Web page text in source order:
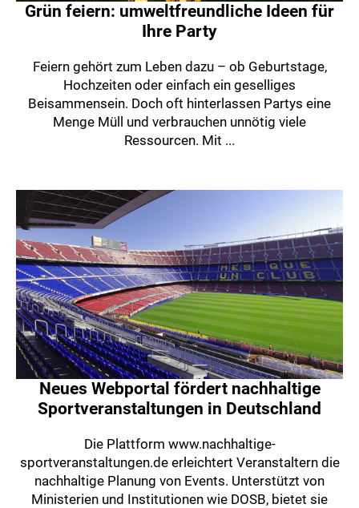
Grün feiern: umweltfreundliche Ideen für
Ihre Party
Feiern gehört zum Leben dazu – ob Geburtstage,
Hochzeiten oder einfach ein geselliges
Beisammensein. Doch oft hinterlassen Partys eine
Menge Müll und verbrauchen unnötig viele
Ressourcen. Mit ...
Neues Webportal fördert nachhaltige
Sportveranstaltungen in Deutschland
Die Plattform www.nachhaltige-
sportveranstaltungen.de erleichtert Veranstaltern die
nachhaltige Planung von Events. Unterstützt von
Ministerien und Institutionen wie DOSB, bietet sie